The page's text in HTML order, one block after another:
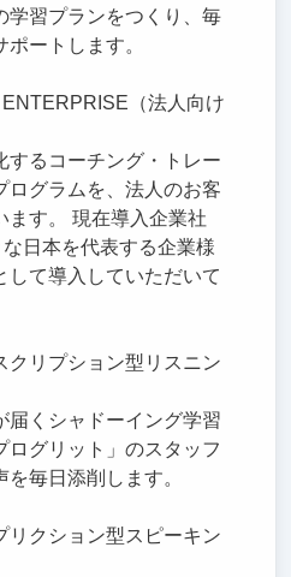
学習プランをつくり、毎
ートします。
（法人向け
するコーチング・トレー
ログラムを、法人のお客
ます。 現在導入企業社
日本を代表する企業様
して導入していただいて
クリプション型リスニン
届くシャドーイング学習
ログリット」のスタッフ
毎日添削します。
リクション型スピーキン